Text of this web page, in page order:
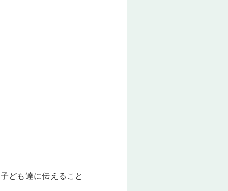
ども達に伝えること